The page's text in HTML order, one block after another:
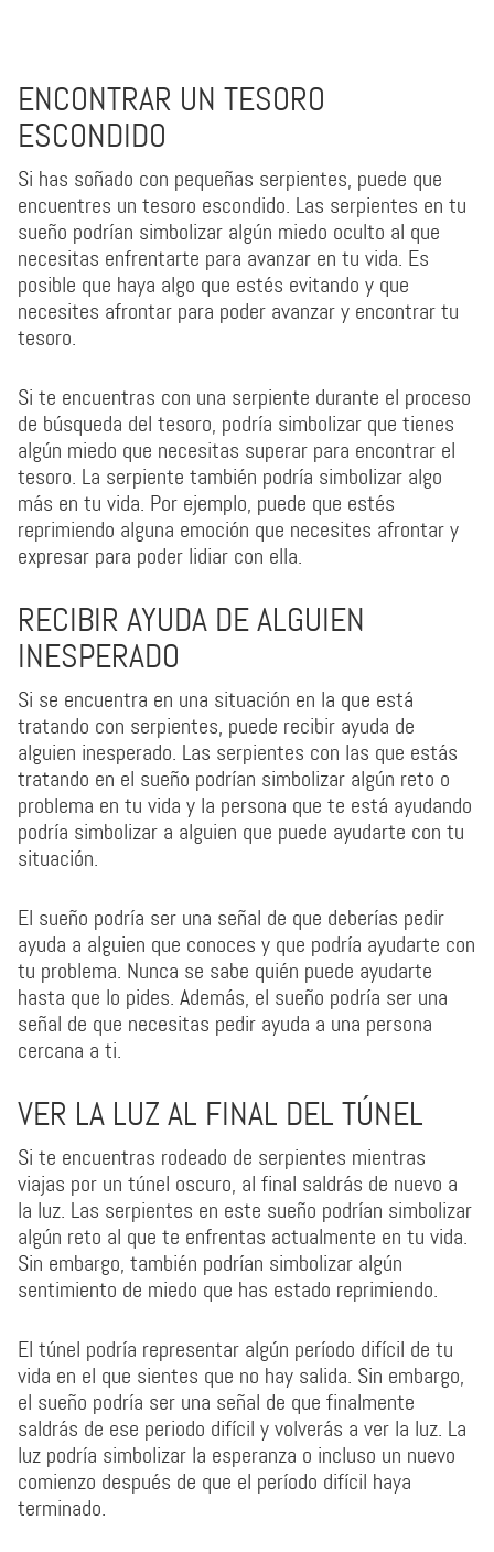
ENCONTRAR UN TESORO
ESCONDIDO
Si has soñado con pequeñas serpientes, puede que
encuentres un tesoro escondido. Las serpientes en tu
sueño podrían simbolizar algún miedo oculto al que
necesitas enfrentarte para avanzar en tu vida. Es
posible que haya algo que estés evitando y que
necesites afrontar para poder avanzar y encontrar tu
tesoro.
Si te encuentras con una serpiente durante el proceso
de búsqueda del tesoro, podría simbolizar que tienes
algún miedo que necesitas superar para encontrar el
tesoro. La serpiente también podría simbolizar algo
más en tu vida. Por ejemplo, puede que estés
reprimiendo alguna emoción que necesites afrontar y
expresar para poder lidiar con ella.
RECIBIR AYUDA DE ALGUIEN
INESPERADO
Si se encuentra en una situación en la que está
tratando con serpientes, puede recibir ayuda de
alguien inesperado. Las serpientes con las que estás
tratando en el sueño podrían simbolizar algún reto o
problema en tu vida y la persona que te está ayudando
podría simbolizar a alguien que puede ayudarte con tu
situación.
El sueño podría ser una señal de que deberías pedir
ayuda a alguien que conoces y que podría ayudarte con
tu problema. Nunca se sabe quién puede ayudarte
hasta que lo pides. Además, el sueño podría ser una
señal de que necesitas pedir ayuda a una persona
cercana a ti.
VER LA LUZ AL FINAL DEL TÚNEL
Si te encuentras rodeado de serpientes mientras
viajas por un túnel oscuro, al final saldrás de nuevo a
la luz. Las serpientes en este sueño podrían simbolizar
algún reto al que te enfrentas actualmente en tu vida.
Sin embargo, también podrían simbolizar algún
sentimiento de miedo que has estado reprimiendo.
El túnel podría representar algún período difícil de tu
vida en el que sientes que no hay salida. Sin embargo,
el sueño podría ser una señal de que finalmente
saldrás de ese periodo difícil y volverás a ver la luz. La
luz podría simbolizar la esperanza o incluso un nuevo
comienzo después de que el período difícil haya
terminado.